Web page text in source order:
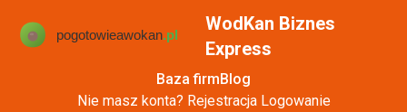
WodKan Biznes
Express
Baza firmBlog
Nie masz konta? Rejestracja Logowanie